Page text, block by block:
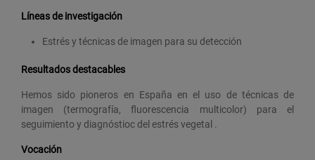
Líneas de investigación
Estrés y técnicas de imagen para su detección
Resultados destacables
Hemos sido pioneros en España en el uso de técnicas de
imagen (termografía, fluorescencia multicolor) para el
seguimiento y diagnóstioc del estrés vegetal .
Vocación